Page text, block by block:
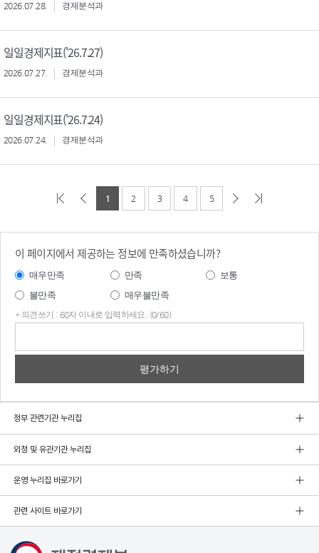
2026.07.28. 경제분석과
일일경제지표('26.7.27)
2026.07.27. 경제분석과
일일경제지표('26.7.24)
2026.07.24. 경제분석과
1 2 3 4 5
이 페이지에서 제공하는 정보에 만족하셨습니까?
매우만족 만족
보통
불만족
매우불만족
* 의견쓰기 : 60자 이내로 입력하세요. (0/60)
정부 관련기관 누리집
외청 및 유관기관 누리집
운영 누리집 바로가기
관련 사이트 바로가기